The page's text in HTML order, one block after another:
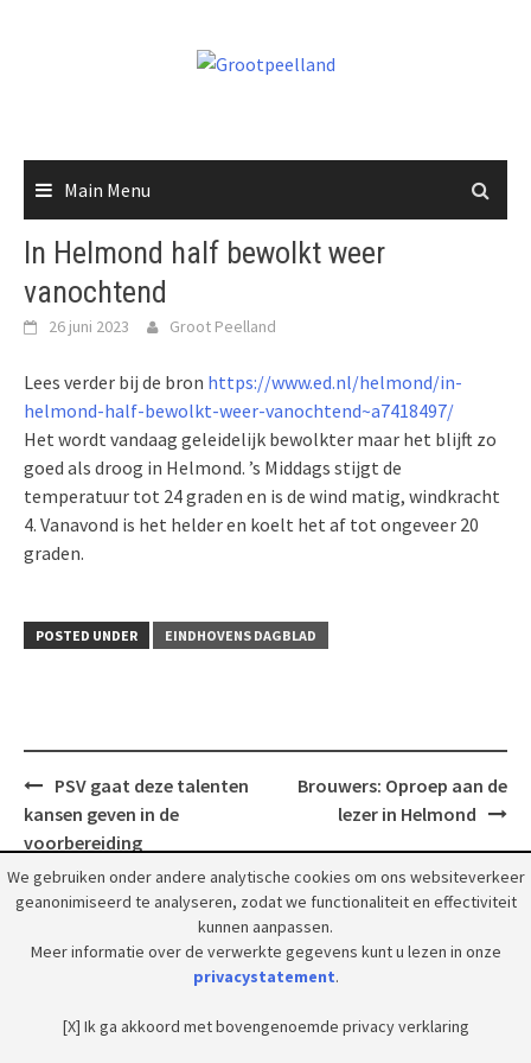
Main Menu
In Helmond half bewolkt weer
vanochtend
26 juni 2023 Groot Peelland
Lees verder bij de bron https://www.ed.nl/helmond/in-
helmond-half-bewolkt-weer-vanochtend~a7418497/
Het wordt vandaag geleidelijk bewolkter maar het blijft zo
goed als droog in Helmond. ’s Middags stijgt de
temperatuur tot 24 graden en is de wind matig, windkracht
4. Vanavond is het helder en koelt het af tot ongeveer 20
graden.
POSTED UNDER EINDHOVENS DAGBLAD
Post
navigation
PSV gaat deze talenten
kansen geven in de
voorbereiding
Brouwers: Oproep aan de
lezer in Helmond
© 2018 Grootpeelland. Alle rechten voorbehouden.
We gebruiken onder andere analytische cookies om ons websiteverkeer
geanonimiseerd te analyseren, zodat we functionaliteit en effectiviteit
kunnen aanpassen.
Meer informatie over de verwerkte gegevens kunt u lezen in onze
privacystatement.
[X] Ik ga akkoord met bovengenoemde privacy verklaring